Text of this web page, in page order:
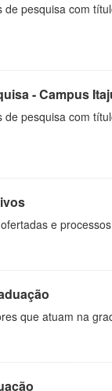
de pesquisa com
- Campus
de pesquisa com
e
que atuam na